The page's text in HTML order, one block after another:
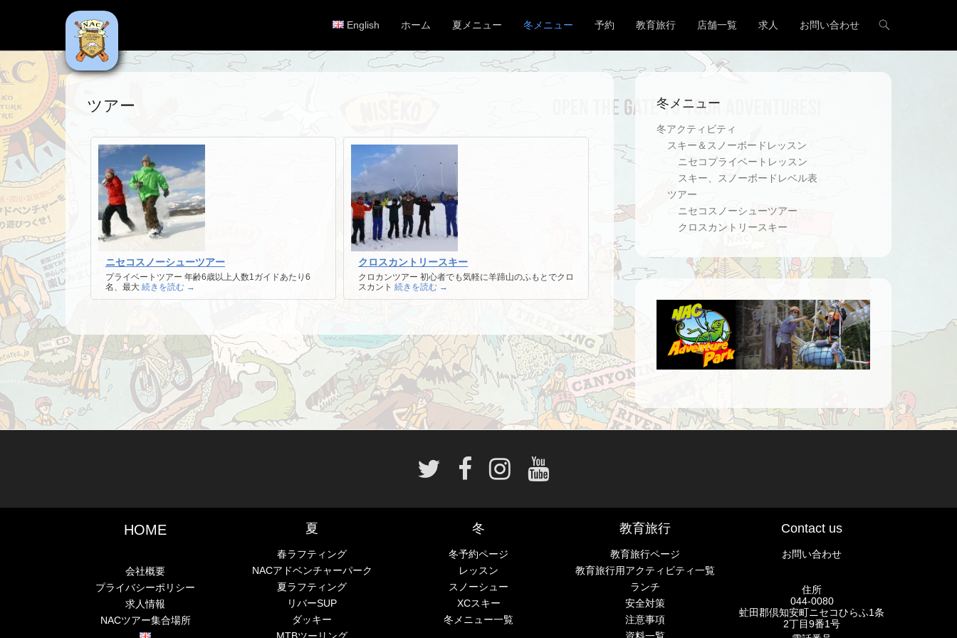
NAC
Niseko Adventure Centre
メインメニュー
コンテンツへスキップ
English ホーム 夏メニュー 冬メニュー 予約 教育旅行 店舗一覧 求人 お問い合わせ
ツアー
ニセコスノーシューツアー
プライベートツアー 年齢6歳以上人数1ガイドあたり6
名、最大 続きを読む →
クロスカントリースキー
クロカンツアー 初心者でも気軽に羊蹄山のふもとでクロ
スカント 続きを読む →
冬メニュー
冬アクティビティ
スキー＆スノーボードレッスン
ニセコプライベートレッスン
スキー、スノーボードレベル表
ツアー
ニセコスノーシューツアー
クロスカントリースキー
HOME
会社概要
プライバシーポリシー
求人情報
NACツアー集合場所
夏
春ラフティング
NACアドベンチャーパーク
夏ラフティング
リバーSUP
ダッキー
冬
冬予約ページ
レッスン
スノーシュー
XCスキー
冬メニュー一覧
教育旅行
教育旅行ページ
教育旅行用アクティビティ一覧
ランチ
安全対策
注意事項
Contact us
お問い合わせ
住所
044-0080
虻田郡倶知安町ニセコひらふ1条
2丁目9番1号